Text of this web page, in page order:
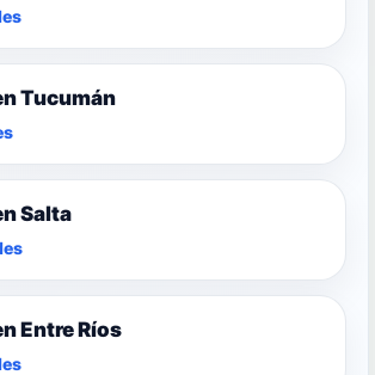
Tucumán
Salta
Entre Ríos